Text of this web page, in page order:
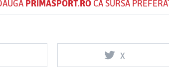
PRIMASPORT.ROCA SURSĂ
X
Vs